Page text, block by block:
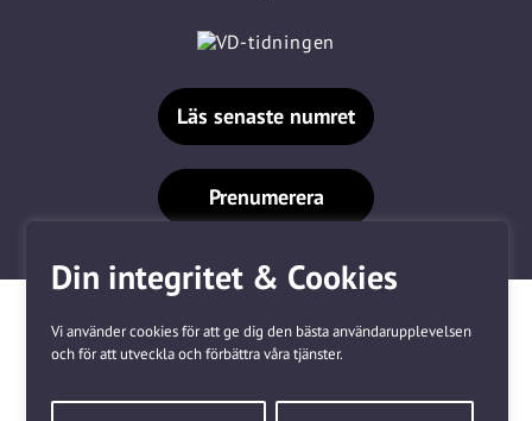
Din integritet & Cookies
Vi använder cookies för att ge dig den bästa användarupplevelsen
och för att utveckla och förbättra våra tjänster.
Läs senaste numret
Prenumerera